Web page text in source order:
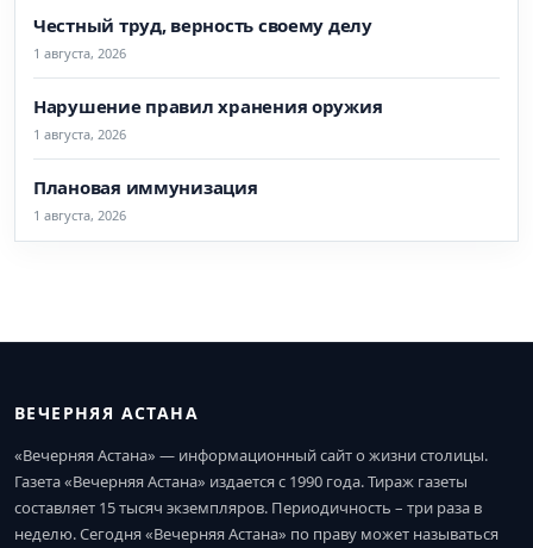
Честный труд, верность своему делу
1 августа, 2026
Нарушение правил хранения оружия
1 августа, 2026
Плановая иммунизация
1 августа, 2026
ВЕЧЕРНЯЯ АСТАНА
«Вечерняя Астана» — информационный сайт о жизни столицы.
Газета «Вечерняя Астана» издается с 1990 года. Тираж газеты
составляет 15 тысяч экземпляров. Периодичность – три раза в
неделю. Сегодня «Вечерняя Астана» по праву может называться